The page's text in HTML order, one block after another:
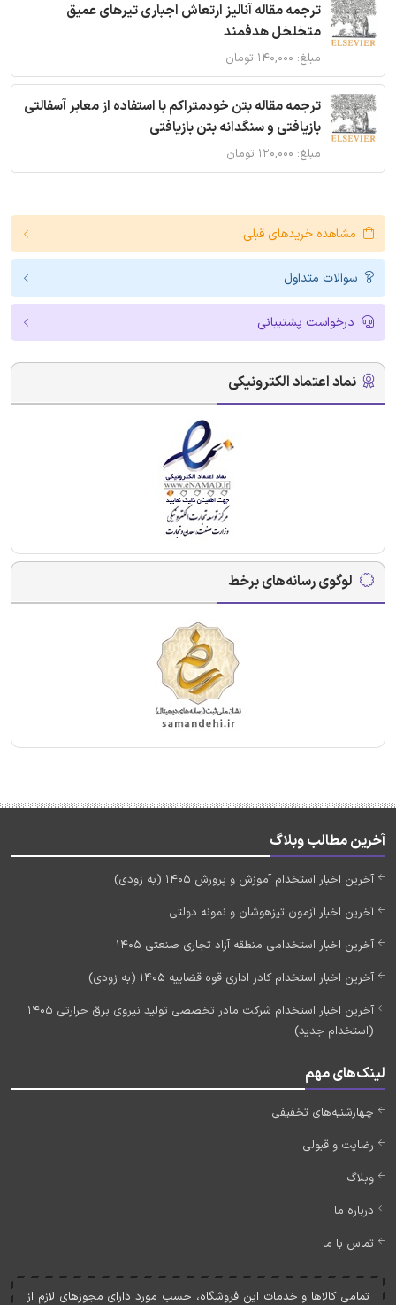
ترجمه مقاله آنالیز ارتعاش اجباری تیرهای عمیق
متخلخل هدفمند
مبلغ: ۱۴۰,۰۰۰ تومان
ترجمه مقاله بتن خودمتراکم با استفاده از معابر آسفالتی
بازیافتی و سنگدانه بتن بازیافتی
مبلغ: ۱۲۰,۰۰۰ تومان
مشاهده خریدهای قبلی
سوالات متداول
درخواست پشتیبانی
نماد اعتماد الکترونیکی
لوگوی رسانه‌های برخط
آخرین مطالب وبلاگ
آخرین اخبار استخدام آموزش و پرورش 1405 (به زودی)
آخرین اخبار آزمون تیزهوشان و نمونه دولتی
آخرین اخبار استخدامی منطقه آزاد تجاری صنعتی 1405
آخرین اخبار استخدام کادر اداری قوه قضاییه 1405 (به زودی)
آخرین اخبار استخدام شرکت مادر تخصصی تولید نیروی برق حرارتی 1405
(استخدام جدید)
لینک‌های مهم
چهارشنبه‌های تخفیفی
رضایت و قبولی
وبلاگ
درباره ما
تماس با ما
تمامی کالاها و خدمات اين فروشگاه، حسب مورد دارای مجوزهای لازم از